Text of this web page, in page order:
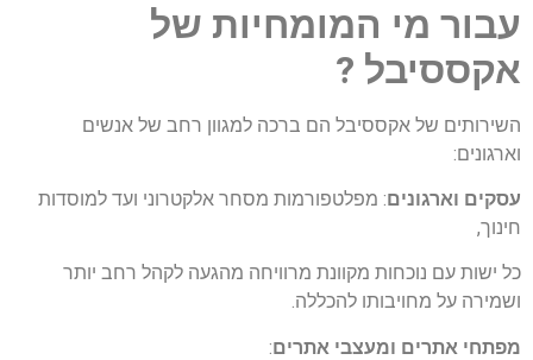
עבור מי המומחיות של
אקססיבל ?
השירותים של אקססיבל הם ברכה למגוון רחב של אנשים
וארגונים:
עסקים וארגונים: מפלטפורמות מסחר אלקטרוני ועד למוסדות
חינוך,
כל ישות עם נוכחות מקוונת מרוויחה מהגעה לקהל רחב יותר
ושמירה על מחויבותו להכללה.
מפתחי אתרים ומעצבי אתרים: